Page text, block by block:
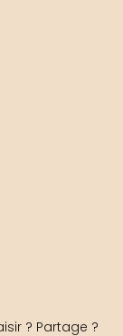
? Partage ?